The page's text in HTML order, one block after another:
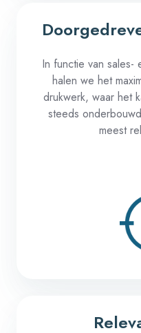
In functie van sales-
halen we het
drukwerk, waar het
steeds onderbouwd
meest